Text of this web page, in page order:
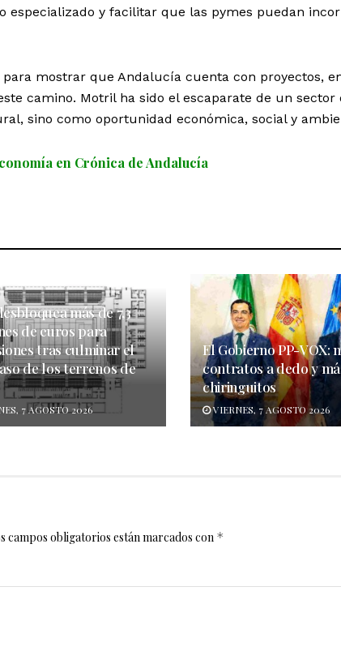
especializado y facilitar que las pymes puedan
para mostrar que Andalucía cuenta con proyectos,
camino. Motril ha sido el escaparate de un
sino como oportunidad económica, social y
en Crónica de Andalucía
más de 7,3
de euros para
tras culminar el
de los terrenos de
7 AGOSTO 2026
El Gobierno PP-VOX:
contratos a dedo y
chiringuitos
VIERNES, 7 AGOSTO 2026
campos obligatorios están marcados con *